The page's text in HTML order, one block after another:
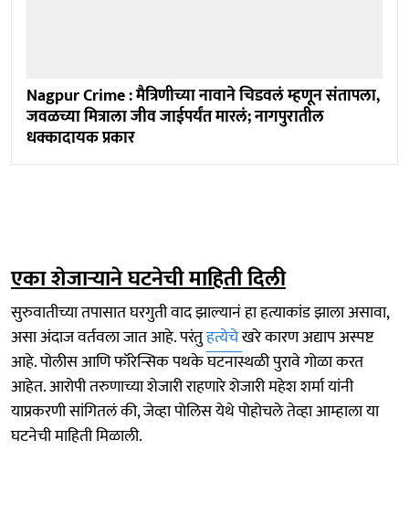
Nagpur Crime : मैत्रिणीच्या नावाने चिडवलं म्हणून संतापला,
जवळच्या मित्राला जीव जाईपर्यंत मारलं; नागपुरातील
धक्कादायक प्रकार
एका शेजाऱ्याने घटनेची माहिती दिली
सुरुवातीच्या तपासात घरगुती वाद झाल्यानं हा हत्याकांड झाला असावा,
असा अंदाज वर्तवला जात आहे. परंतुहत्येचेखरे कारण अद्याप अस्पष्ट
आहे. पोलीस आणि फॉरेन्सिक पथके घटनास्थळी पुरावे गोळा करत
आहेत. आरोपी तरुणाच्या शेजारी राहणारे शेजारी महेश शर्मा यांनी
याप्रकरणी सांगितलं की, जेव्हा पोलिस येथे पोहोचले तेव्हा आम्हाला या
घटनेची माहिती मिळाली.